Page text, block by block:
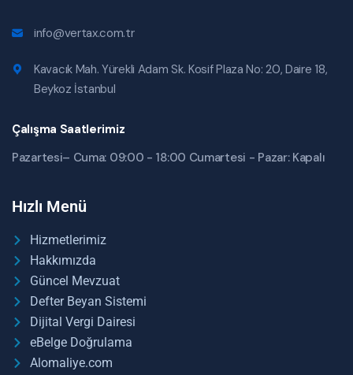
info@vertax.com.tr
Kavacık Mah. Yürekli Adam Sk. Kosif Plaza No: 20, Daire 18,
Beykoz İstanbul
Çalışma Saatlerimiz
Pazartesi– Cuma: 09:00 - 18:00 Cumartesi - Pazar: Kapalı
Hızlı Menü
Hizmetlerimiz
Hakkımızda
Güncel Mevzuat
Defter Beyan Sistemi
Dijital Vergi Dairesi
eBelge Doğrulama
Alomaliye.com